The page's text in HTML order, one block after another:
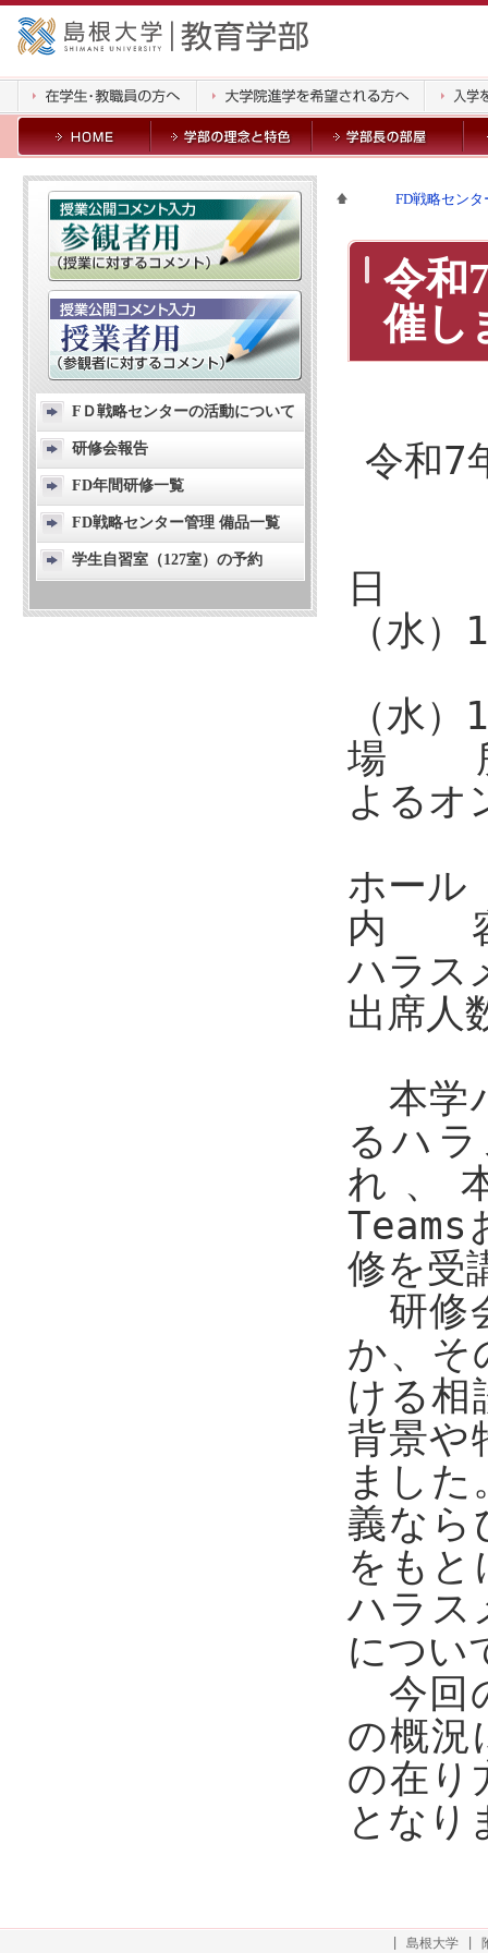
FＤ戦略センターの活動について
研修会報告
FD年間研修一覧
FD戦略センター管理 備品一覧
学生自習室（127室）の予約
FD戦略センタ
令和
催し
令和7
日
（水
（水
場 所
よるオ
ホール
内 容
ハラス
出席
本学
るハ
れ、
Teams
修を受
研修
か、そ
ける相
背景や
まし
義なら
をもと
ハラス
につい
今回
の概況
の在り
となり
島根大学